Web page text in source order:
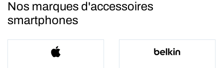
Nos marques d'accessoires
smartphones